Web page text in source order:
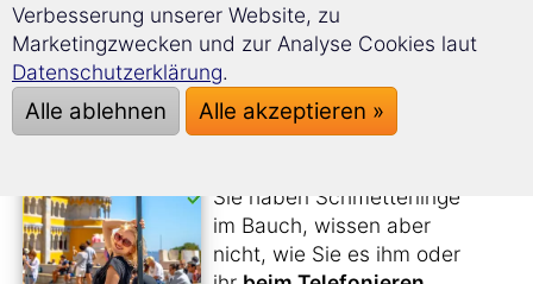
Sie haben
jemanden aus Portugal
kennengelernt
und wollen
Sie haben Schmetterlinge
im Bauch, wissen aber
nicht, wie Sie es ihm oder
Verbesserung unserer Website, zu
Marketingzwecken und zur Analyse Cookies laut
Datenschutzerklärung.
Alle ablehnen Alle akzeptieren »